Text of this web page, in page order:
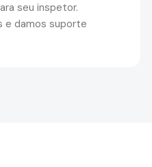
seu inspetor.
e damos suporte